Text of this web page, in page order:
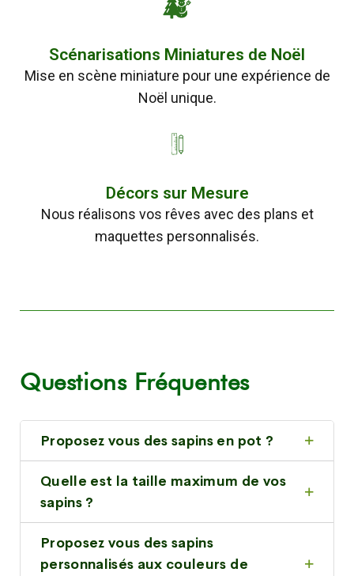
Scénarisations Miniatures de Noël
Mise en scène miniature pour une expérience de
Noël unique.
Décors sur Mesure
Nous réalisons vos rêves avec des plans et
maquettes personnalisés.
Questions Fréquentes
Proposez vous des sapins en pot ?
Quelle est la taille maximum de vos
sapins ?
Proposez vous des sapins
personnalisés aux couleurs de